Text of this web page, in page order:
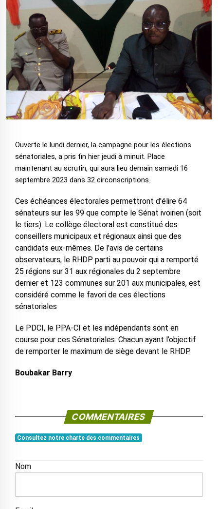
Ouverte le lundi dernier, la campagne pour les élections
sénatoriales, a pris fin hier jeudi à minuit. Place
maintenant au scrutin, qui aura lieu demain samedi 16
septembre 2023 dans 32 circonscriptions.
Ces échéances électorales permettront d'élire 64
sénateurs sur les 99 que compte le Sénat ivoirien (soit
le tiers). Le collège électoral est constitué des
conseillers municipaux et régionaux ainsi que des
candidats eux-mêmes. De l’avis de certains
observateurs, le RHDP parti au pouvoir qui a remporté
25 régions sur 31 aux régionales du 2 septembre
dernier et 123 communes sur 201 aux municipales, est
considéré comme le favori de ces élections
sénatoriales
Le PDCI, le PPA-CI et les indépendants sont en
course pour ces Sénatoriales. Chacun ayant l’objectif
de remporter le maximum de siège devant le RHDP.
Boubakar Barry
COMMENTAIRES
Consultez notre charte des commentaires
Nom